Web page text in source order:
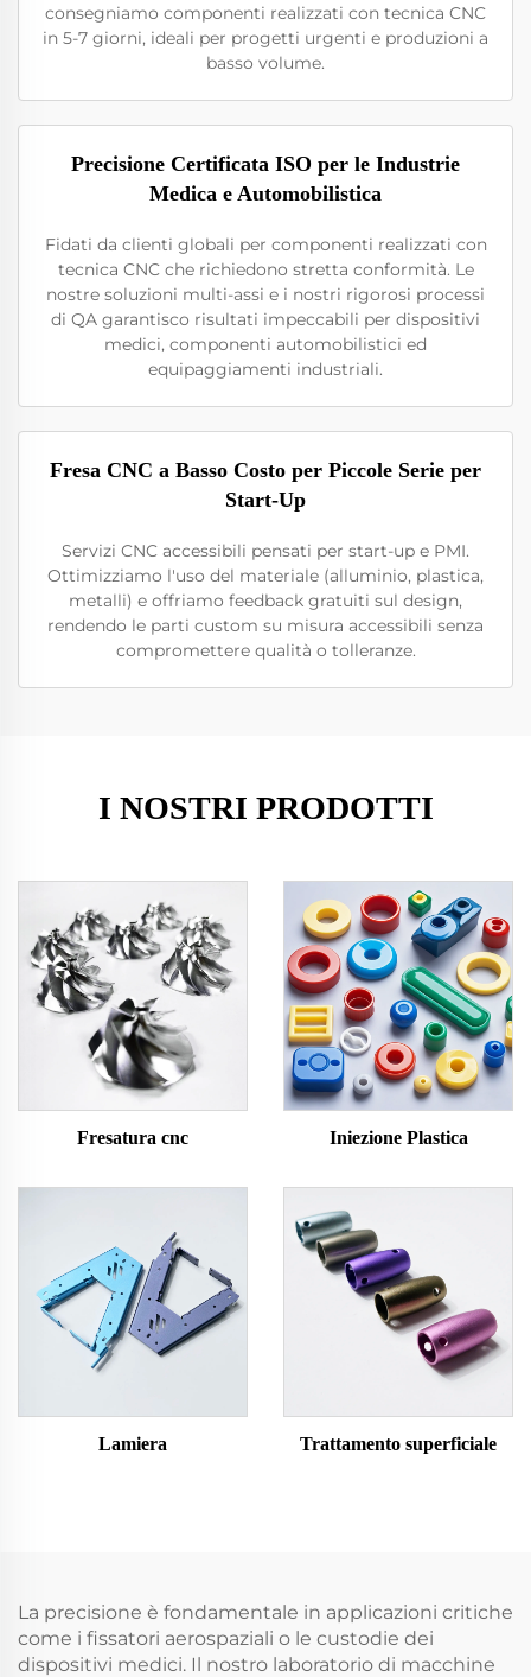
consegniamo componenti realizzati con tecnica CNC
in 5-7 giorni, ideali per progetti urgenti e produzioni a
basso volume.
Precisione Certificata ISO per le Industrie
Medica e Automobilistica
Fidati da clienti globali per componenti realizzati con
tecnica CNC che richiedono stretta conformità. Le
nostre soluzioni multi-assi e i nostri rigorosi processi
di QA garantisco risultati impeccabili per dispositivi
medici, componenti automobilistici ed
equipaggiamenti industriali.
Fresa CNC a Basso Costo per Piccole Serie per
Start-Up
Servizi CNC accessibili pensati per start-up e PMI.
Ottimizziamo l'uso del materiale (alluminio, plastica,
metalli) e offriamo feedback gratuiti sul design,
rendendo le parti custom su misura accessibili senza
compromettere qualità o tolleranze.
I NOSTRI PRODOTTI
Fresatura cnc Iniezione Plastica
Lamiera Trattamento superficiale
La precisione è fondamentale in applicazioni critiche
come i fissatori aerospaziali o le custodie dei
dispositivi medici. Il nostro laboratorio di macchine